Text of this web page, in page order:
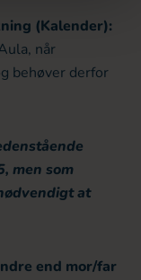
(Kalender):
når
behøver derfor
men som
at
end mor/far